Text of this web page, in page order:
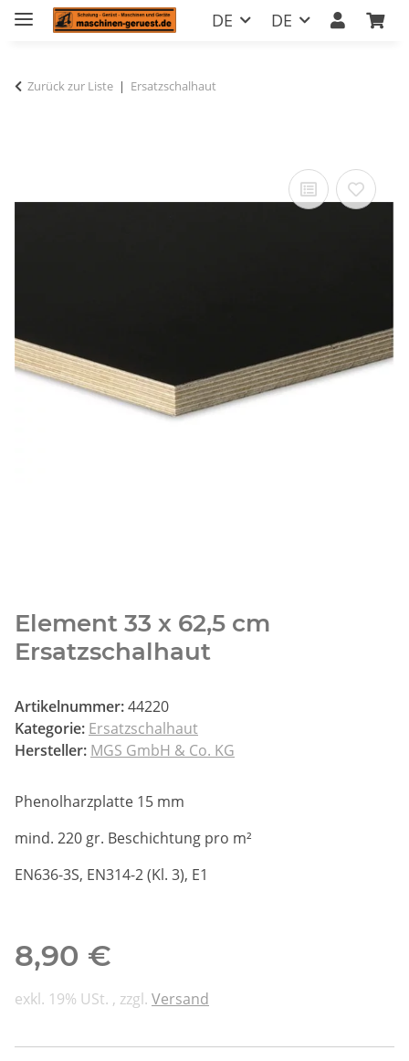
DE DE
Zurück zur Liste Ersatzschalhaut
Element 33 x 62,5 cm
Ersatzschalhaut
Artikelnummer:44220
Kategorie: Ersatzschalhaut
Hersteller: MGS GmbH & Co. KG
Phenolharzplatte 15 mm
mind. 220 gr. Beschichtung pro m²
EN636-3S, EN314-2 (Kl. 3), E1
8,90 €
exkl. 19% USt. , zzgl. Versand